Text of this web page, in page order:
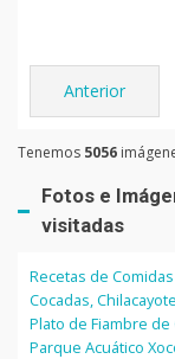
Anterior
Tenemos 5056
Fotos e
visitadas
Recetas de
Cocadas,
Plato de Fiambre de
Parque Acuático